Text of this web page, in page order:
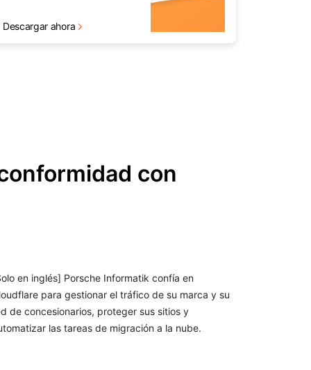
Descargar ahora
con
en inglés] Porsche Informatik confía en
para gestionar el tráfico de su marca y su
de concesionarios, proteger sus sitios y
las tareas de migración a la nube.